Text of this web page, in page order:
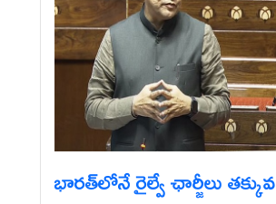
భారత్‌లోనే రైల్వే ఛార్జీలు తక్కువ